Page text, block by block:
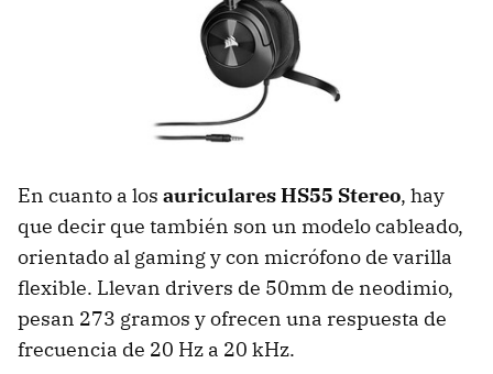
En cuanto a los auriculares HS55 Stereo, hay
que decir que también son un modelo cableado,
orientado al gaming y con micrófono de varilla
flexible. Llevan drivers de 50mm de neodimio,
pesan 273 gramos y ofrecen una respuesta de
frecuencia de 20 Hz a 20 kHz.